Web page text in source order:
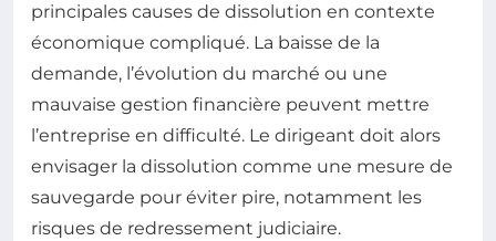
principales causes de dissolution en contexte
économique compliqué. La baisse de la
demande, l’évolution du marché ou une
mauvaise gestion financière peuvent mettre
l’entreprise en difficulté. Le dirigeant doit alors
envisager la dissolution comme une mesure de
sauvegarde pour éviter pire, notamment les
risques de redressement judiciaire.